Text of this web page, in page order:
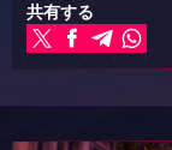
共有する